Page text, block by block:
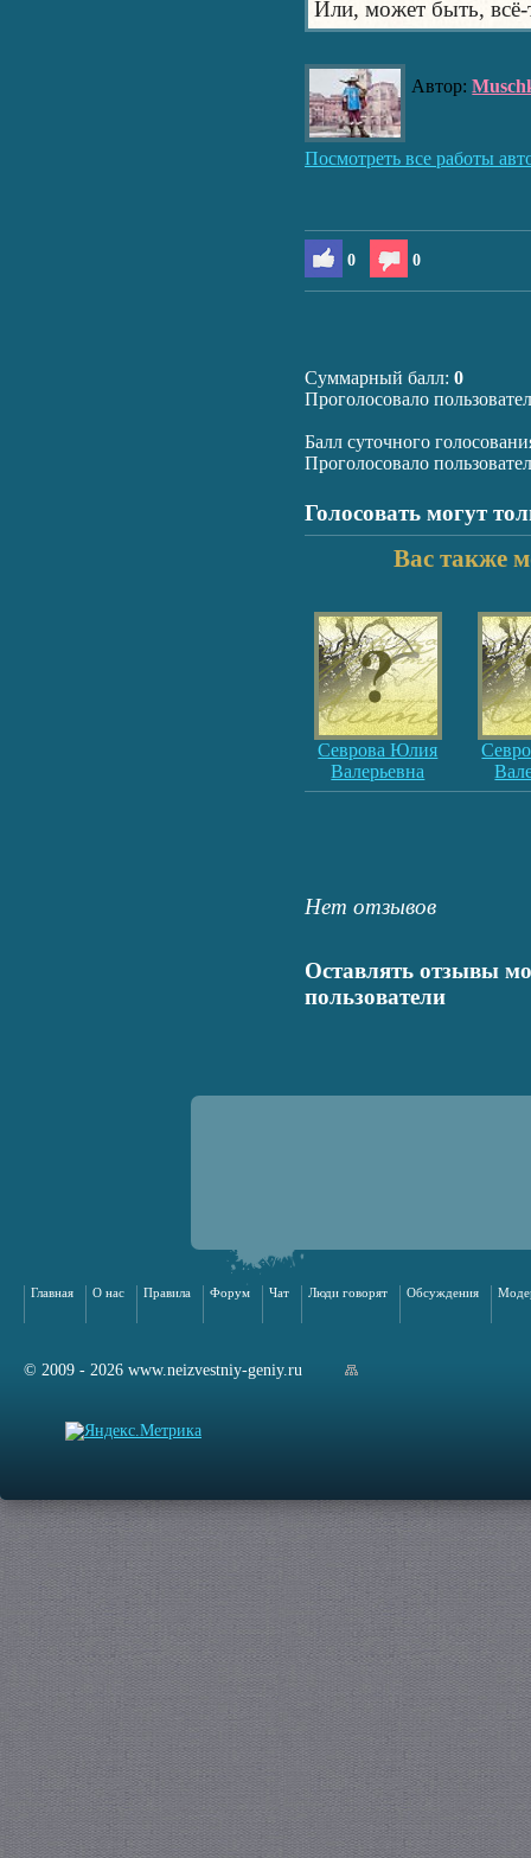
Или, может быть, всё-
Автор:
Посмотреть все работы
0 0
Суммарный балл: 0
Проголосовало
Балл суточного
Проголосовало
Голосовать могут
Вас также
Севрова Юлия
Валерьевна
Нет отзывов
Оставлять отзывы
пользователи
Главная О нас Правила Форум Чат Люди говорят Обсуждения
© 2009 - 2026 www.neizvestniy-geniy.ru
сайта